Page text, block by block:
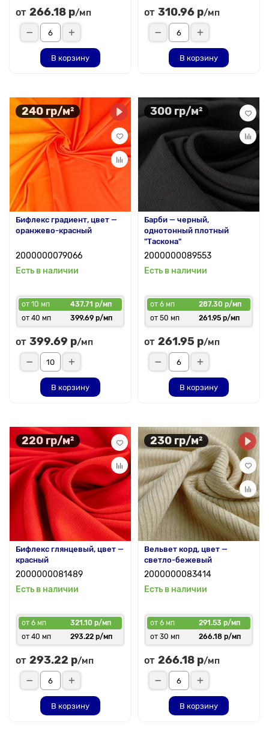
от 266.18 р/мп
В корзину
от 310.96 р/мп
В корзину
240 гр/м²
Бифлекс градиент, цвет —
оранжево-красный
2000000079066
Есть в наличии
от 10 мп
437.71 р/мп
от 40 мп
399.69 р/мп
от 399.69 р/мп
В корзину
300 гр/м²
Барби — черный,
однотонный плотный
"Таскона"
2000000089553
Есть в наличии
от 6 мп
287.30 р/мп
от 50 мп
261.95 р/мп
от 261.95 р/мп
В корзину
220 гр/м²
Бифлекс глянцевый, цвет —
красный
2000000081489
Есть в наличии
от 6 мп
321.10 р/мп
от 40 мп
293.22 р/мп
от 293.22 р/мп
В корзину
230 гр/м²
Вельвет корд, цвет —
светло-бежевый
2000000083414
Есть в наличии
от 6 мп
291.53 р/мп
от 30 мп
266.18 р/мп
от 266.18 р/мп
В корзину